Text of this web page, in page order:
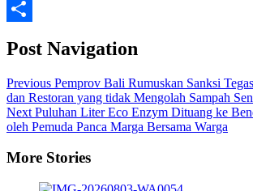
Messenger
Post Navigation
Previous Pemprov Bali Rumuskan Sanksi
dan Restoran yang tidak Mengolah Sampah
Next Puluhan Liter Eco Enzym Dituang ke
oleh Pemuda Panca Marga Bersama Warga
More Stories